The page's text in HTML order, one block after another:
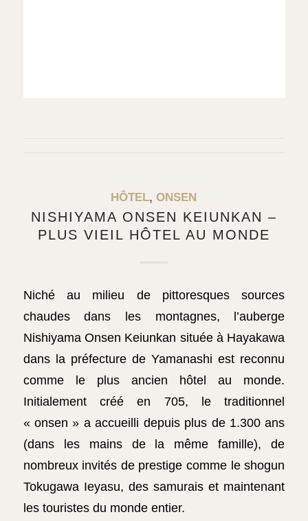
HÔTEL,ONSEN
NISHIYAMA ONSEN KEIUNKAN –
PLUS VIEIL HÔTEL AU MONDE
Niché au milieu de pittoresques sources
chaudes dans les montagnes, l’auberge
Nishiyama Onsen Keiunkan située à Hayakawa
dans la préfecture de Yamanashi est reconnu
comme le plus ancien hôtel au monde.
Initialement créé en 705, le traditionnel
« onsen » a accueilli depuis plus de 1.300 ans
(dans les mains de la même famille), de
nombreux invités de prestige comme le shogun
Tokugawa Ieyasu, des samurais et maintenant
les touristes du monde entier.